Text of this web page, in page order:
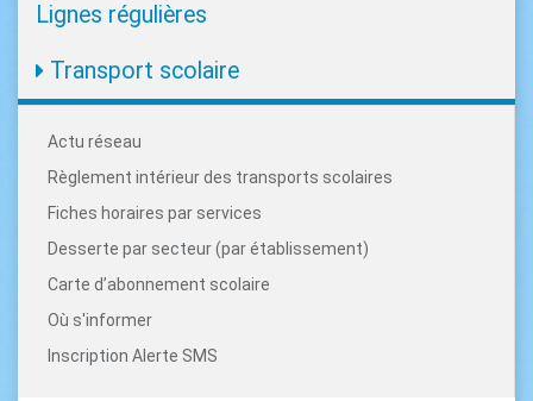
Lignes régulières
Transport scolaire
Actu réseau
Règlement intérieur des transports scolaires
Fiches horaires par services
Desserte par secteur (par établissement)
Carte d’abonnement scolaire
Où s'informer
Inscription Alerte SMS